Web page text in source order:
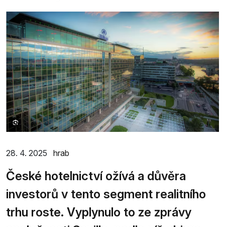
28. 4. 2025 hrab
České hotelnictví ožívá a důvěra
investorů v tento segment realitního
trhu roste. Vyplynulo to ze zprávy